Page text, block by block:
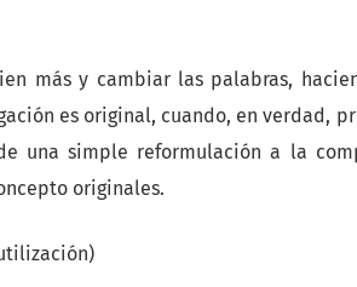
más y cambiar las palabras,
es original, cuando, en verdad,
una simple reformulación a la
originales.